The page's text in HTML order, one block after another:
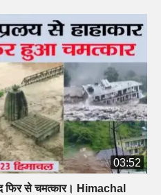
03:52
फिर से चमत्कार। Himachal